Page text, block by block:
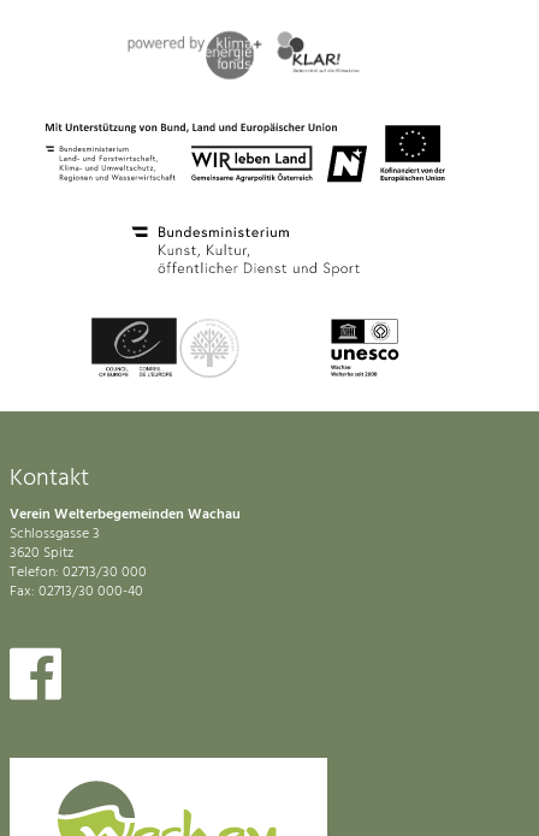
Kontakt
Verein Welterbegemeinden Wachau
Schlossgasse 3
3620 Spitz
Telefon: 02713/30 000
Fax: 02713/30 000-40